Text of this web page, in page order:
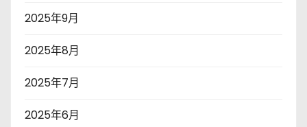
2025年9月
2025年8月
2025年7月
2025年6月